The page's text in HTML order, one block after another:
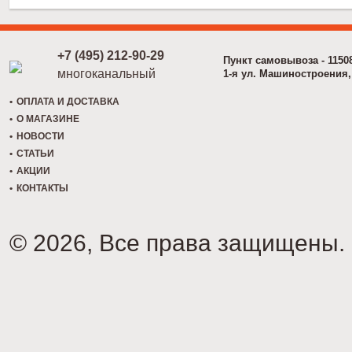
+7 (495) 212-90-29
многоканальный
Пункт самовывоза -
1-я ул.
ОПЛАТА И ДОСТАВКА
О МАГАЗИНЕ
НОВОСТИ
СТАТЬИ
АКЦИИ
КОНТАКТЫ
© 2026, Все права защищены.